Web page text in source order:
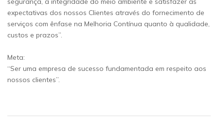
expectativas dos nossos Clientes através do fornecimento de
serviços com ênfase na Melhoria Contínua quanto à qualidade,
custos e prazos”.
Meta:
“Ser uma empresa de sucesso fundamentada em respeito aos
nossos clientes”.